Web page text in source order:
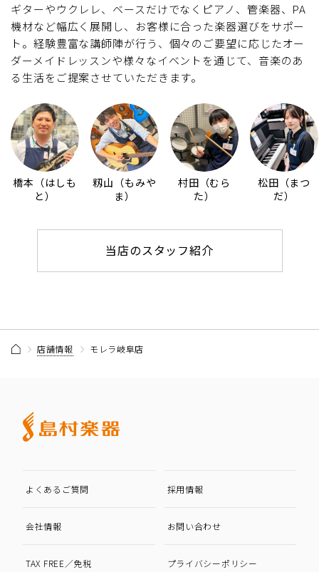
ギターやウクレレ、ベースだけでなくピアノ、管楽器、PA
機材など幅広く展開し、お客様に合った楽器選びをサポー
ト。経験豊富な講師陣が行う、個々のご要望に応じたオー
ダーメイドレッスンや様々なイベントを通じて、音楽のあ
る生活をご提案させていただきます。
橋本（はしも
と）
籾山（もみや
ま）
村田（むら
た）
松田（まつ
だ）
当店のスタッフ紹介
店舗情報 モレラ岐阜店
よくあるご質問 採用情報
会社情報 お問い合わせ
TAX FREE／免税 プライバシーポリシー